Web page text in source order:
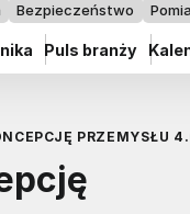
Bezpieczeństwo
Puls branży
PRZEMYSŁU